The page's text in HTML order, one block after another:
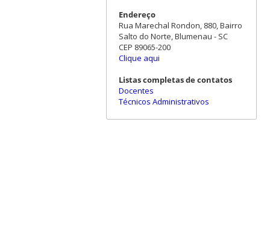
Endereço
Rua Marechal Rondon, 880, Bairro
Salto do Norte, Blumenau - SC
CEP 89065-200
Clique aqui
Listas completas de contatos
Docentes
Técnicos Administrativos